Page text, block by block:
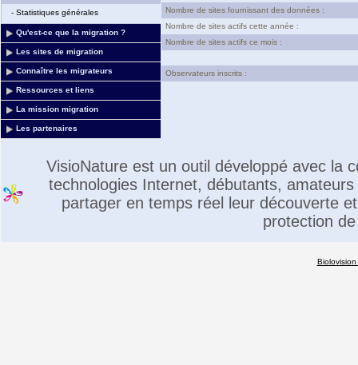
- Statistiques générales
Qu'est-ce que la migration ?
Les sites de migration
Connaître les migrateurs
Ressources et liens
La mission migration
Les partenaires
Nombre de sites fournissant des données :
Nombre de sites actifs cette année :
Nombre de sites actifs ce mois :
Observateurs inscrits :
VisioNature est un outil développé avec la
technologies Internet, débutants,
partager en temps réel leur découverte
protection
Biolovision